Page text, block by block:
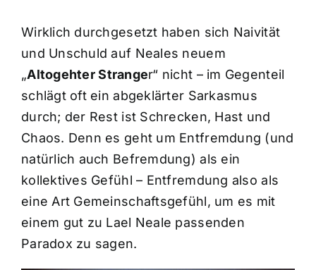
Wirklich durchgesetzt haben sich Naivität
und Unschuld auf Neales neuem
„Altogehter Stranger“ nicht – im Gegenteil
schlägt oft ein abgeklärter Sarkasmus
durch; der Rest ist Schrecken, Hast und
Chaos. Denn es geht um Entfremdung (und
natürlich auch Befremdung) als ein
kollektives Gefühl – Entfremdung also als
eine Art Gemeinschaftsgefühl, um es mit
einem gut zu Lael Neale passenden
Paradox zu sagen.